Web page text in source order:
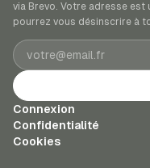
via Brevo. Votre adresse
pourrez vous désinscrire à
Adresse e-mail
Connexion
Confidentialité
Cookies